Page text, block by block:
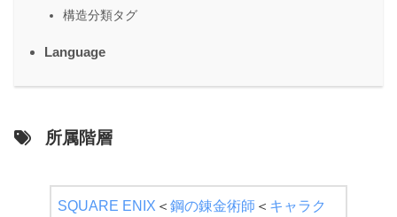
構造分類タグ
Language
所属階層
SQUARE ENIX ＜ 鋼の錬金術師 ＜ キャラク